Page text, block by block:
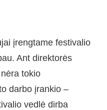
įrengtame festivalio
Ant direktorės
tokio
darbo įrankio –
vedlė dirba